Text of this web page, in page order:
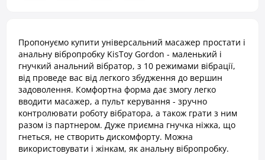
Пропонуємо купити універсальний масажер простати і
анальну вібропробку KisToy Gordon - маленький і
гнучкий анальний вібратор, з 10 режимами вібрації,
від проведе вас від легкого збудження до вершин
задоволення. Комфортна форма дає змогу легко
вводити масажер, а пульт керування - зручно
контролювати роботу вібратора, а також грати з ним
разом із партнером. Дуже приємна гнучка ніжка, що
гнеться, не створить дискомфорту. Можна
використовувати і жінкам, як анальну вібропробку.